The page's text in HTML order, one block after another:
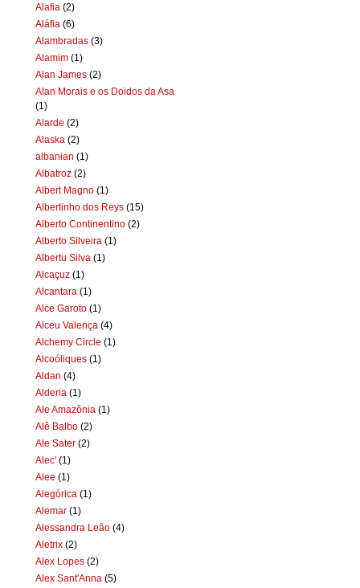
Alafia (2)
Aláfia (6)
Alambradas (3)
Alamim (1)
Alan James (2)
Alan Morais e os Doidos da Asa
(1)
Alarde (2)
Alaska (2)
albanian (1)
Albatroz (2)
Albert Magno (1)
Albertinho dos Reys (15)
Alberto Continentino (2)
Alberto Silveira (1)
Albertu Silva (1)
Alcaçuz (1)
Alcantara (1)
Alce Garoto (1)
Alceu Valença (4)
Alchemy Circle (1)
Alcoóliques (1)
Aldan (4)
Alderia (1)
Ale Amazônia (1)
Alê Balbo (2)
Ale Sater (2)
Alec' (1)
Alee (1)
Alegórica (1)
Alemar (1)
Alessandra Leão (4)
Aletrix (2)
Alex Lopes (2)
Alex Sant'Anna (5)